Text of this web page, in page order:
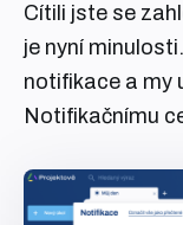
Cítili jste se
je nyní
notifikace a my
Notifikačnímu